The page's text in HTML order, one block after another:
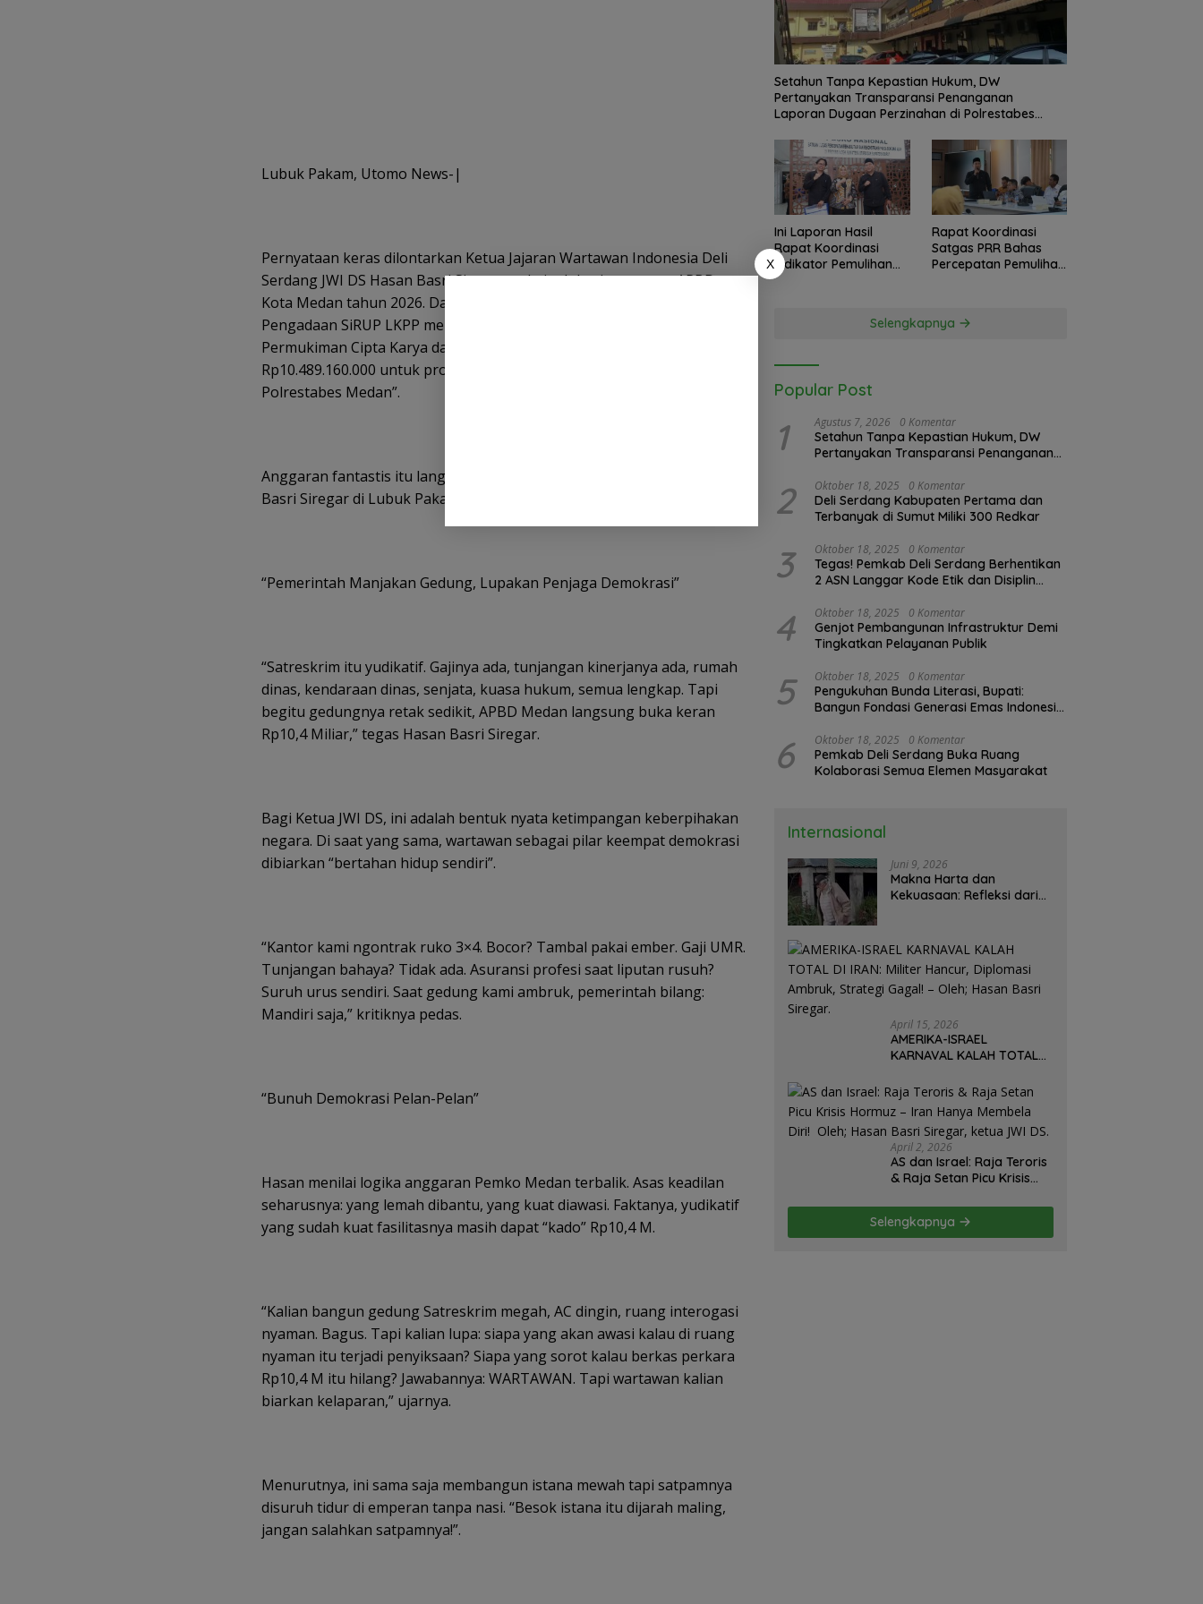
Lubuk Pakam, Utomo News-|
Pernyataan keras dilontarkan Ketua Jajaran Wartawan Indonesia Deli
Serdang JWI DS Hasan Basri Siregar terkait alokasi anggaran APBD
Kota Medan tahun 2026. Data Sistem Informasi Rencana Umum
Pengadaan SiRUP LKPP mencatat Dinas Perumahan Kawasan
Permukiman Cipta Karya dan Tata Ruang Kota Medan menganggarkan
Rp10.489.160.000 untuk proyek “Rehabilitasi Gedung Satreskrim
Polrestabes Medan”.
Anggaran fantastis itu langsung menjadi sasaran kritik tajam Hasan
Basri Siregar di Lubuk Pakam, Minggu 21/6/2026.
“Pemerintah Manjakan Gedung, Lupakan Penjaga Demokrasi”
“Satreskrim itu yudikatif. Gajinya ada, tunjangan kinerjanya ada, rumah
dinas, kendaraan dinas, senjata, kuasa hukum, semua lengkap. Tapi
begitu gedungnya retak sedikit, APBD Medan langsung buka keran
Rp10,4 Miliar,” tegas Hasan Basri Siregar.
Bagi Ketua JWI DS, ini adalah bentuk nyata ketimpangan keberpihakan
negara. Di saat yang sama, wartawan sebagai pilar keempat demokrasi
dibiarkan “bertahan hidup sendiri”.
“Kantor kami ngontrak ruko 3×4. Bocor? Tambal pakai ember. Gaji UMR.
Tunjangan bahaya? Tidak ada. Asuransi profesi saat liputan rusuh?
Suruh urus sendiri. Saat gedung kami ambruk, pemerintah bilang:
Mandiri saja,” kritiknya pedas.
“Bunuh Demokrasi Pelan-Pelan”
Hasan menilai logika anggaran Pemko Medan terbalik. Asas keadilan
seharusnya: yang lemah dibantu, yang kuat diawasi. Faktanya, yudikatif
yang sudah kuat fasilitasnya masih dapat “kado” Rp10,4 M.
“Kalian bangun gedung Satreskrim megah, AC dingin, ruang interogasi
nyaman. Bagus. Tapi kalian lupa: siapa yang akan awasi kalau di ruang
nyaman itu terjadi penyiksaan? Siapa yang sorot kalau berkas perkara
Rp10,4 M itu hilang? Jawabannya: WARTAWAN. Tapi wartawan kalian
biarkan kelaparan,” ujarnya.
Menurutnya, ini sama saja membangun istana mewah tapi satpamnya
disuruh tidur di emperan tanpa nasi. “Besok istana itu dijarah maling,
jangan salahkan satpamnya!”.
Setahun Tanpa Kepastian Hukum, DW
Pertanyakan Transparansi Penanganan
Laporan Dugaan Perzinahan di Polrestabes
Ini Laporan Hasil
Rapat Koordinasi
Indikator Pemulihan
Kab. Langkat
Rapat Koordinasi
Satgas PRR Bahas
Percepatan Pemulihan
Selengkapnya
Popular Post
1 Agustus 7, 2026 0 Komentar
Setahun Tanpa Kepastian Hukum, DW
Pertanyakan Transparansi Penanganan
Polrestabes Medan
2 Oktober 18, 2025 0 Komentar
Deli Serdang Kabupaten Pertama dan
Terbanyak di Sumut Miliki 300 Redkar
3 Oktober 18, 2025 0 Komentar
Tegas! Pemkab Deli Serdang Berhentikan
2 ASN Langgar Kode Etik dan Disiplin
4 Oktober 18, 2025 0 Komentar
Genjot Pembangunan Infrastruktur Demi
Tingkatkan Pelayanan Publik
5 Oktober 18, 2025 0 Komentar
Pengukuhan Bunda Literasi, Bupati:
Bangun Fondasi Generasi Emas Indonesia
6 Oktober 18, 2025 0 Komentar
Pemkab Deli Serdang Buka Ruang
Kolaborasi Semua Elemen Masyarakat
Internasional
Juni 9, 2026
Makna Harta dan
Kekuasaan: Refleksi dari
Uruguay Oleh: Hasan
Utomo News, Rubrik: Opini
& Kajian Sosial.
April 15, 2026
AMERIKA-ISRAEL
KARNAVAL KALAH TOTAL
Diplomasi Ambruk,
Strategi Gagal! – Oleh;
Hasan Basri Siregar.
April 2, 2026
AS dan Israel: Raja Teroris
& Raja Setan Picu Krisis
Membela Diri! Oleh; Hasan
Basri Siregar, ketua JWI
DS.
Selengkapnya
X